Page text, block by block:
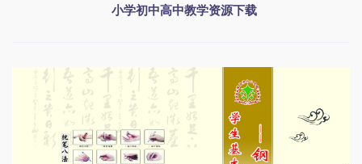
小学初中高中教学资源下载